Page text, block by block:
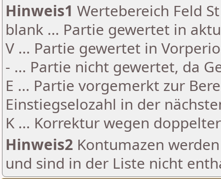
Hinweis1 Wertebereich Feld
blank ... Partie gewertet in
V ... Partie gewertet in
- ... Partie nicht gewertet, da
E ... Partie vorgemerkt zur
Einstiegselozahl in der
K ... Korrektur wegen
Hinweis2 Kontumazen
und sind in der Liste nicht